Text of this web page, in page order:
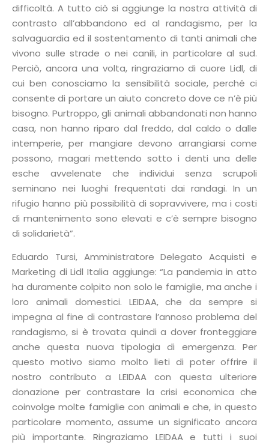
difficoltà. A tutto ciò si aggiunge la nostra attività di
contrasto all’abbandono ed al randagismo, per la
salvaguardia ed il sostentamento di tanti animali che
vivono sulle strade o nei canili, in particolare al sud.
Perciò, ancora una volta, ringraziamo di cuore Lidl, di
cui ben conosciamo la sensibilità sociale, perché ci
consente di portare un aiuto concreto dove ce n’è più
bisogno. Purtroppo, gli animali abbandonati non hanno
casa, non hanno riparo dal freddo, dal caldo o dalle
intemperie, per mangiare devono arrangiarsi come
possono, magari mettendo sotto i denti una delle
esche avvelenate che individui senza scrupoli
seminano nei luoghi frequentati dai randagi. In un
rifugio hanno più possibilità di sopravvivere, ma i costi
di mantenimento sono elevati e c’è sempre bisogno
di solidarietà”.
Eduardo Tursi, Amministratore Delegato Acquisti e
Marketing di Lidl Italia aggiunge: “La pandemia in atto
ha duramente colpito non solo le famiglie, ma anche i
loro animali domestici. LEIDAA, che da sempre si
impegna al fine di contrastare l’annoso problema del
randagismo, si è trovata quindi a dover fronteggiare
anche questa nuova tipologia di emergenza. Per
questo motivo siamo molto lieti di poter offrire il
nostro contributo a LEIDAA con questa ulteriore
donazione per contrastare la crisi economica che
coinvolge molte famiglie con animali e che, in questo
particolare momento, assume un significato ancora
più importante. Ringraziamo LEIDAA e tutti i suoi